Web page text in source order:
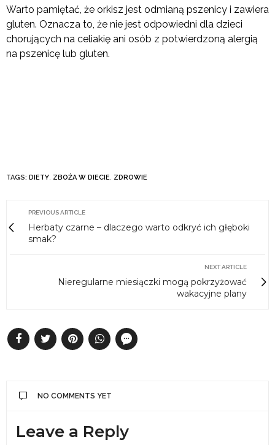
Warto pamiętać, że orkisz jest odmianą pszenicy i zawiera
gluten. Oznacza to, że nie jest odpowiedni dla dzieci
chorujących na celiakię ani osób z potwierdzoną alergią
na pszenicę lub gluten.
TAGS: DIETY, ZBOŻA W DIECIE, ZDROWIE
PREVIOUS ARTICLE
Herbaty czarne – dlaczego warto odkryć ich głęboki
smak?
NEXT ARTICLE
Nieregularne miesiączki mogą pokrzyżować
wakacyjne plany
NO COMMENTS YET
Leave a Reply